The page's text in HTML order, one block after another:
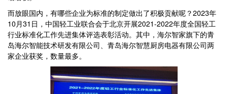
而放眼国内，有哪些企业为标准的制定做出了积极贡献呢？2023年
10月31日，中国轻工业联合会于北京开展2021-2022年度全国轻工
行业标准化工作先进集体评选表彰活动。其中，海尔智家旗下的青
岛海尔智能技术研发有限公司、青岛海尔智慧厨房电器有限公司两
家企业获奖，数量最多。